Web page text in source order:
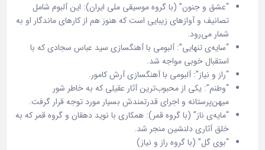
“عشق و جنون” (با گروه موسیقی ملی ایران): این آلبوم شامل
تصانیف و آوازهای زیبایی است که هنوز هم از کارهای ماندگار او به
شمار می‌رود.
“سایه‌ی تنهایی”: آلبومی با آهنگسازی سید عباس سجادی که با
استقبال خوبی مواجه شد.
“راز و نیاز”: آلبومی با آهنگسازی آرش کامور.
“وطنم”: یکی از محبوب‌ترین آثار عقیلی که به خاطر شور
میهن‌پرستانه و اجرای قدرتمندش بسیار مورد توجه قرار گرفت.
“مایه‌ی ناز” (با گروه قمر): همکاری با نوید دهقان و گروه قمر که به
خلق آثاری دلنشین منجر شد.
“بوی گل” (با گروه راز و نیاز)